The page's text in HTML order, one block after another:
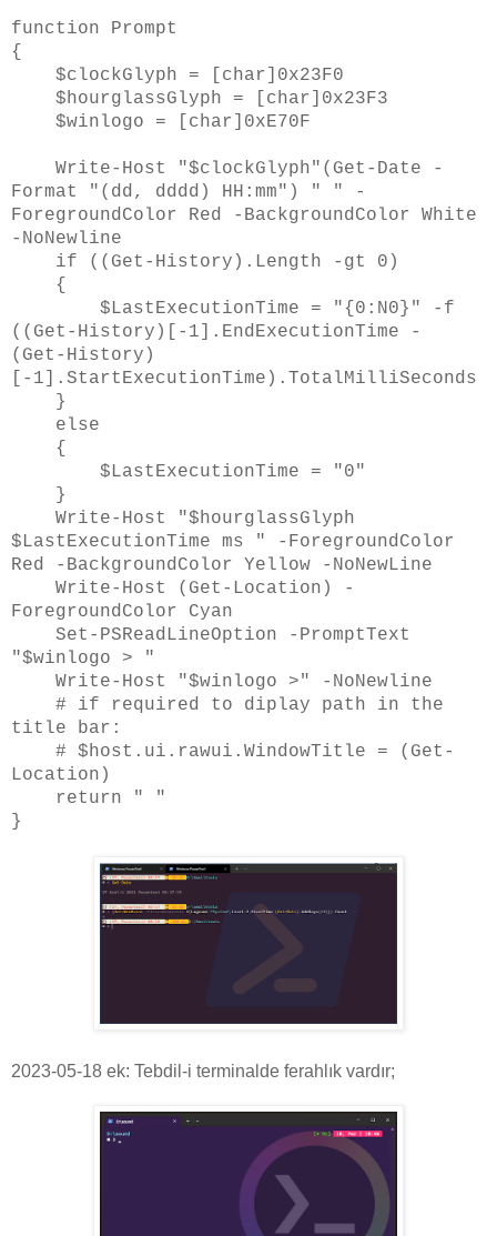
function Prompt
{
$clockGlyph = [char]0x23F0
$hourglassGlyph = [char]0x23F3
$winlogo = [char]0xE70F
Write-Host "$clockGlyph"(Get-Date -
Format "(dd, dddd) HH:mm") " " -
ForegroundColor Red -BackgroundColor White
-NoNewline
if ((Get-History).Length -gt 0)
{
$LastExecutionTime = "{0:N0}" -f
((Get-History)[-1].EndExecutionTime -
(Get-History)
[-1].StartExecutionTime).TotalMilliSeconds
}
else
{
$LastExecutionTime = "0"
}
Write-Host "$hourglassGlyph
$LastExecutionTime ms " -ForegroundColor
Red -BackgroundColor Yellow -NoNewLine
Write-Host (Get-Location) -
ForegroundColor Cyan
Set-PSReadLineOption -PromptText
"$winlogo > "
Write-Host "$winlogo >" -NoNewline
# if required to diplay path in the
title bar:
# $host.ui.rawui.WindowTitle = (Get-
Location)
return " "
}
2023-05-18 ek: Tebdil-i terminalde ferahlık vardır;